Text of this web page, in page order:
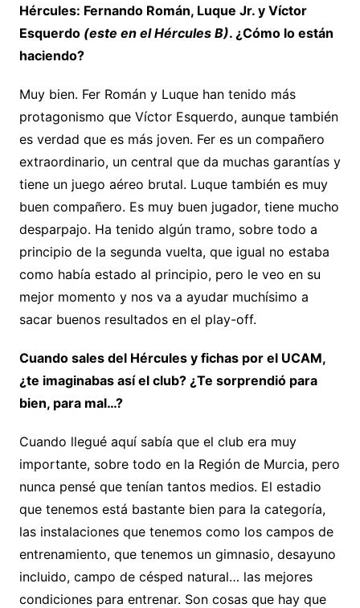
Hércules: Fernando Román, Luque Jr. y Víctor
Esquerdo (este en el Hércules B). ¿Cómo lo están
haciendo?
Muy bien. Fer Román y Luque han tenido más
protagonismo que Víctor Esquerdo, aunque también
es verdad que es más joven. Fer es un compañero
extraordinario, un central que da muchas garantías y
tiene un juego aéreo brutal. Luque también es muy
buen compañero. Es muy buen jugador, tiene mucho
desparpajo. Ha tenido algún tramo, sobre todo a
principio de la segunda vuelta, que igual no estaba
como había estado al principio, pero le veo en su
mejor momento y nos va a ayudar muchísimo a
sacar buenos resultados en el play-off.
Cuando sales del Hércules y fichas por el UCAM,
¿te imaginabas así el club? ¿Te sorprendió para
bien, para mal…?
Cuando llegué aquí sabía que el club era muy
importante, sobre todo en la Región de Murcia, pero
nunca pensé que tenían tantos medios. El estadio
que tenemos está bastante bien para la categoría,
las instalaciones que tenemos como los campos de
entrenamiento, que tenemos un gimnasio, desayuno
incluido, campo de césped natural… las mejores
condiciones para entrenar. Son cosas que hay que